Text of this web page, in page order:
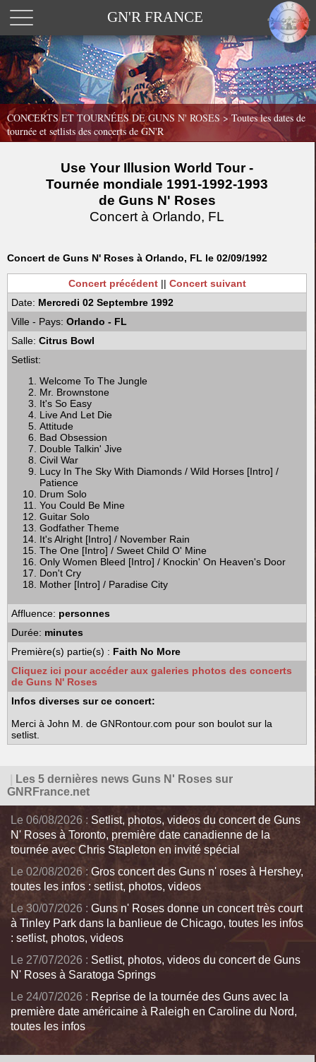
GN'R FRANCE
CONCERTS ET TOURNÉES DE GUNS N' ROSES > Toutes les dates de
tournée et setlists des concerts de GN'R
Use Your Illusion World Tour -
Tournée mondiale 1991-1992-1993
de Guns N' Roses
Concert à Orlando, FL
Concert de Guns N' Roses à Orlando, FL le 02/09/1992
Concert précédent|| Concert suivant
Date: Mercredi 02 Septembre 1992
Ville - Pays:Orlando - FL
Salle:Citrus Bowl
Setlist:
Welcome To The Jungle
Mr. Brownstone
It's So Easy
Live And Let Die
Attitude
Bad Obsession
Double Talkin' Jive
Civil War
Lucy In The Sky With Diamonds / Wild Horses [Intro] /
Patience
Drum Solo
You Could Be Mine
Guitar Solo
Godfather Theme
It's Alright [Intro] / November Rain
The One [Intro] / Sweet Child O' Mine
Only Women Bleed [Intro] / Knockin' On Heaven's Door
Don't Cry
Mother [Intro] / Paradise City
Affluence: personnes
Durée: minutes
Première(s) partie(s) : Faith No More
Cliquez ici pour accéder aux galeries photos des concerts
de Guns N' Roses
Infos diverses sur ce concert:
Merci à John M. de GNRontour.com pour son boulot sur la
setlist.
Les 5 dernières news Guns N' Roses sur
GNRFrance.net
Le 06/08/2026 : Setlist, photos, videos du concert de Guns
N' Roses à Toronto, première date canadienne de la
tournée avec Chris Stapleton en invité spécial
Le 02/08/2026 : Gros concert des Guns n' roses à Hershey,
toutes les infos : setlist, photos, videos
Le 30/07/2026 : Guns n' Roses donne un concert très court
à Tinley Park dans la banlieue de Chicago, toutes les infos
: setlist, photos, videos
Le 27/07/2026 : Setlist, photos, videos du concert de Guns
N' Roses à Saratoga Springs
Le 24/07/2026 : Reprise de la tournée des Guns avec la
première date américaine à Raleigh en Caroline du Nord,
toutes les infos